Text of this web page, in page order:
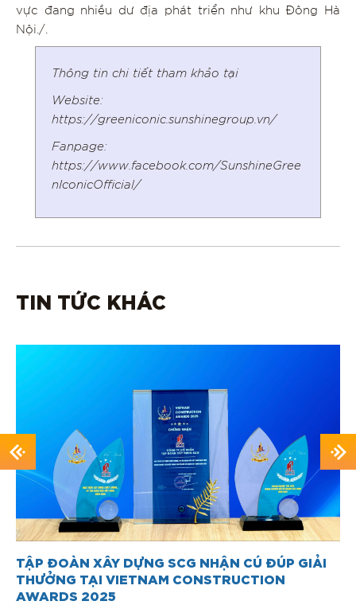
vực đang nhiều dư địa phát triển như khu Đông Hà
Nội./.
Thông tin chi tiết tham khảo tại
Website:
https://greeniconic.sunshinegroup.vn/
Fanpage:
https://www.facebook.com/SunshineGree
nIconicOfficial/
TIN TỨC KHÁC
TẬP ĐOÀN XÂY DỰNG SCG NHẬN CÚ ĐÚP GIẢI
THƯỞNG TẠI VIETNAM CONSTRUCTION
AWARDS 2025